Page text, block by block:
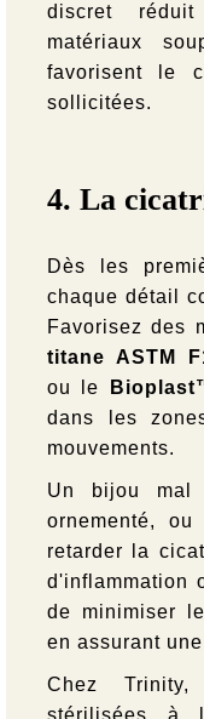
discret
matériaux
favorisent le
sollicitées.
4. La
Dès les
chaque détail
Favorisez des
titane ASTM
ou le
dans les
mouvements.
Un bijou
ornementé,
retarder la
d'inflammation
de minimiser
en assurant
Chez